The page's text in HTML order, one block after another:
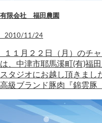
有限会社 福田農園
2010/11/24
１１月２２日（月）のチ
は、中津市耶馬溪町(有)福
スタジオにお越し頂きまし
高級ブランド豚肉『錦雲豚